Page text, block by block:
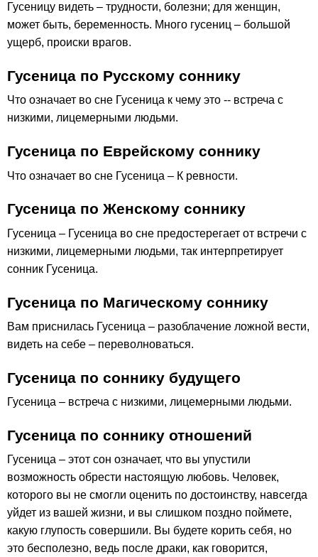
Гусеницу видеть – трудности, болезни; для женщин,
может быть, беременность. Много гусениц – большой
ущерб, происки врагов.
Гусеница по Русскому соннику
Что означает во сне Гусеница к чему это -- встреча с
низкими, лицемерными людьми.
Гусеница по Еврейскому соннику
Что означает во сне Гусеница – К ревности.
Гусеница по Женскому соннику
Гусеница – Гусеница во сне предостерегает от встречи с
низкими, лицемерными людьми, так интерпретирует
сонник Гусеница.
Гусеница по Магическому соннику
Вам приснилась Гусеница – разоблачение ложной вести,
видеть на себе – переволноваться.
Гусеница по соннику будущего
Гусеница – встреча с низкими, лицемерными людьми.
Гусеница по соннику отношений
Гусеница – этот сон означает, что вы упустили
возможность обрести настоящую любовь. Человек,
которого вы не смогли оценить по достоинству, навсегда
уйдет из вашей жизни, и вы слишком поздно поймете,
какую глупость совершили. Вы будете корить себя, но
это бесполезно, ведь после драки, как говорится,